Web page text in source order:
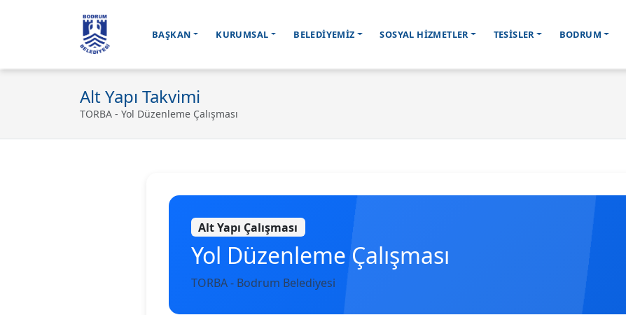
BAŞKAN KURUMSAL BELEDİYEMİZ SOSYAL HİZMETLER TESİSLER BODRUM
Alt Yapı Takvimi
TORBA - Yol Düzenleme Çalışması
Alt Yapı Çalışması
Yol Düzenleme Çalışması
TORBA - Bodrum Belediyesi